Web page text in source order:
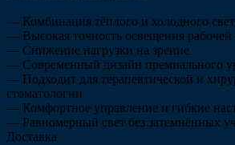
— Комбинация тёплого и холодного
— Высокая точность освещения рабочей
— Снижение нагрузки на зрение
— Современный дизайн премиального
— Подходит для терапевтической и
стоматологии
— Комфортное управление и гибкие
— Равномерный свет без затемнённых
Доставка